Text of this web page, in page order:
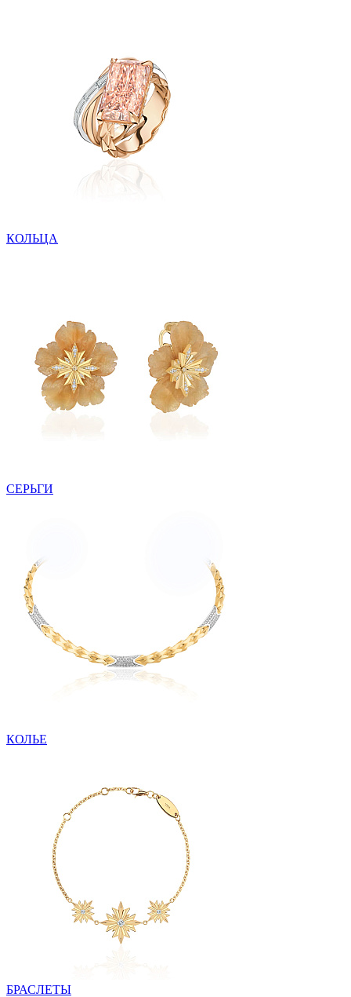
КОЛЬЦА
СЕРЬГИ
КОЛЬЕ
БРАСЛЕТЫ